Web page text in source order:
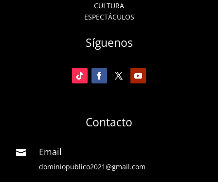
CULTURA
ESPECTÁCULOS
Síguenos
Contacto
 Email
dominiopublico2021@gmail.com